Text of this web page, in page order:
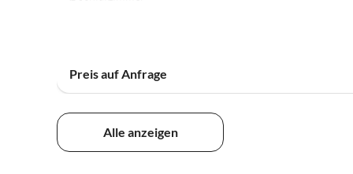
Preis auf Anfrage
Alle anzeigen